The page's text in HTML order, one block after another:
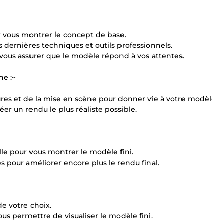
montrer le concept de base.
techniques et outils professionnels.
assurer que le modèle répond à vos attentes.
:~
et de la mise en scène pour donner vie à votre
un rendu le plus réaliste possible.
pour vous montrer le modèle fini.
pour améliorer encore plus le rendu final.
votre choix.
permettre de visualiser le modèle fini.